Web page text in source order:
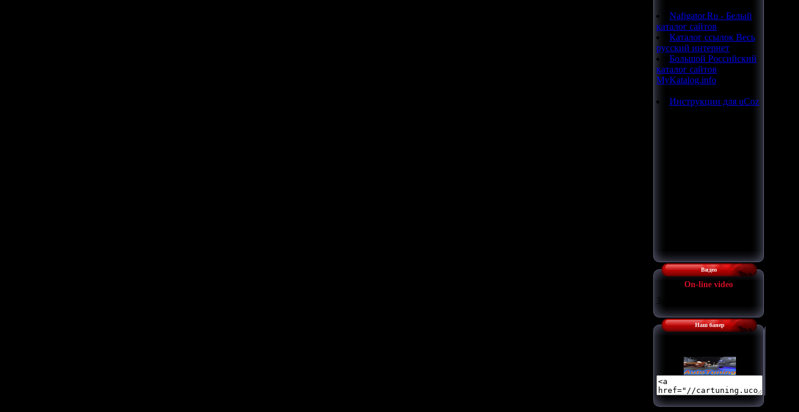
Nafigator.Ru - Белый
каталог сайтов
Каталог ссылок Весь
русский интернет
Большой Российский
каталог сайтов
MyKatalog.info
Инструкции для uCoz
Видео
Оn-line video
Загрузка...
Наш банер